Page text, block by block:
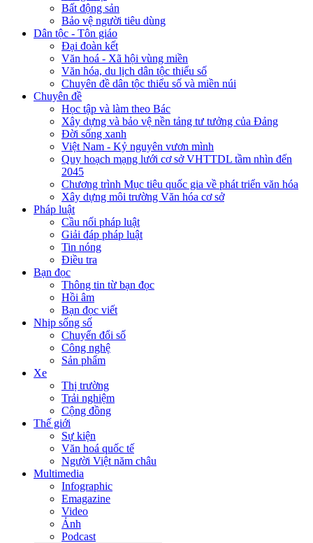
Bất động sản
Bảo vệ người tiêu dùng
Dân tộc - Tôn giáo
Đại đoàn kết
Văn hoá - Xã hội vùng miền
Văn hóa, du lịch dân tộc thiểu số
Chuyên đề dân tộc thiểu số và miền núi
Chuyên đề
Học tập và làm theo Bác
Xây dựng và bảo vệ nền tảng tư tưởng của Đảng
Đời sống xanh
Việt Nam - Kỷ nguyên vươn mình
Quy hoạch mạng lưới cơ sở VHTTDL tầm nhìn đến
2045
Chương trình Mục tiêu quốc gia về phát triển văn hóa
Xây dựng môi trường Văn hóa cơ sở
Pháp luật
Cầu nối pháp luật
Giải đáp pháp luật
Tin nóng
Điều tra
Bạn đọc
Thông tin từ bạn đọc
Hồi âm
Bạn đọc viết
Nhịp sống số
Chuyển đổi số
Công nghệ
Sản phẩm
Xe
Thị trường
Trải nghiệm
Cộng đồng
Thế giới
Sự kiện
Văn hoá quốc tế
Người Việt năm châu
Multimedia
Infographic
Emagazine
Video
Ảnh
Podcast